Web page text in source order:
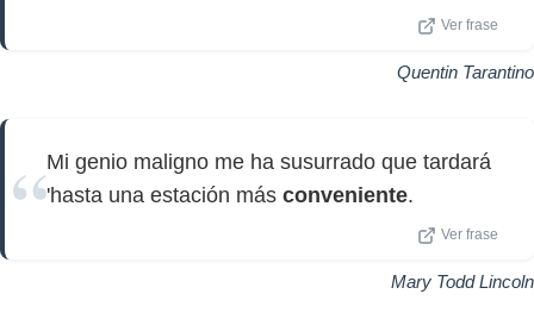
Ver frase
Quentin Tarantino
Mi genio maligno me ha susurrado que tardará
'hasta una estación más conveniente.
Ver frase
Mary Todd Lincoln